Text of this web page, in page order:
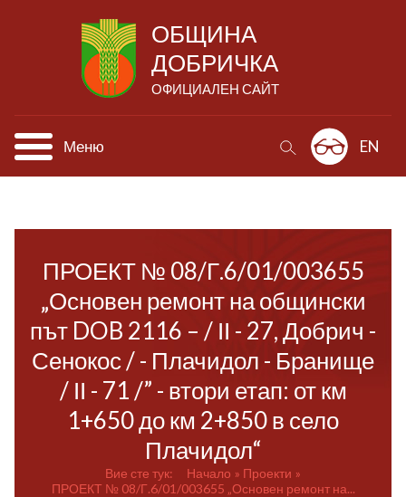
ОБЩИНА
ДОБРИЧКА
ОФИЦИАЛЕН САЙТ
Меню EN
ПРОЕКТ № 08/Г.6/01/003655
„Основен ремонт на общински
път DOB 2116 – / ІІ - 27, Добрич -
Сенокос / - Плачидол - Бранище
/ ІІ - 71 /” - втори етап: от км
1+650 до км 2+850 в село
Плачидол“
Вие сте тук: Начало
Проекти
ПРОЕКТ № 08/Г.6/01/003655 „Основен ремонт на...